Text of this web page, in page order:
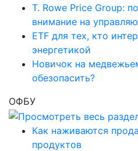
T. Rowe Price Group:
внимание на
ETF для тех, кто
энергетикой
Новичок на
обезопасить?
ОФБУ
Как наживаются
продуктов